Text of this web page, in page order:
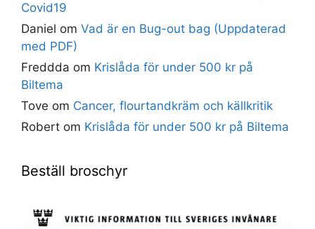
Covid19
Daniel om Vad är en Bug-out bag (Uppdaterad
med PDF)
Freddda om Krislåda för under 500 kr på
Biltema
Tove om Cancer, flourtandkräm och källkritik
Robert om Krislåda för under 500 kr på Biltema
Beställ broschyr